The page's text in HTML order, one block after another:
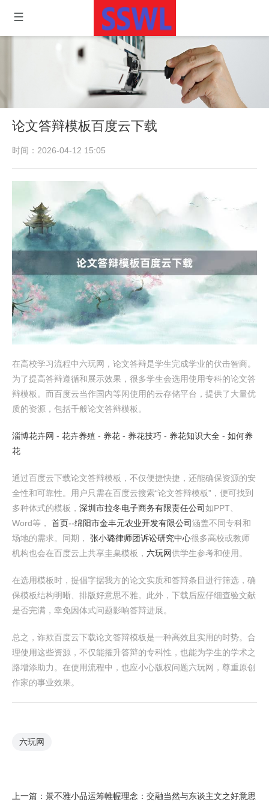
论文答辩模板百度云下载
时间：2026-04-12 15:05
在高校学习流程中六玩网，论文答辩是学生完成学业的伏击智商。
为了提高答辩遵循和展示效果，很多学生会选用使用专科的论文答
辩模板。而百度云当作国内等闲使用的云存储平台，提供了大量优
质的资源，包括千般论文答辩模板。
淄博花卉网 - 花卉养殖 - 养花 - 养花技巧 - 养花知识大全 - 如何养
花
通过百度云下载论文答辩模板，不仅便捷快捷，还能确保资源的安
全性和可靠性。用户只需在百度云搜索“论文答辩模板”，便可找到
多种体式的模板， 深圳市拉冬电子商务有限责任公司如PPT、
Word等， 首页--绵阳市金丰元农业开发有限公司涵盖不同专科和
场地的需求。同期， 张小璐律师团诉讼研究中心很多高校或教师
机构也会在百度云上共享圭臬模板， 六玩网供学生参考和使用。
在选用模板时，提倡字据我方的论文实质和答辩条目进行筛选，确
保模板结构明晰、排版好意思不雅。此外，下载后应仔细查验文献
是否完满，幸免因体式问题影响答辩进展。
总之，诈欺百度云下载论文答辩模板是一种高效且实用的时势。合
理使用这些资源，不仅能擢升答辩的专科性，也能为学生的学术之
路增添助力。在使用流程中，也应小心版权问题六玩网，尊重原创
作家的事业效果。
六玩网
上一篇： 景不雅小品运筹帷幄理念：交融当然与东谈主文之好意思